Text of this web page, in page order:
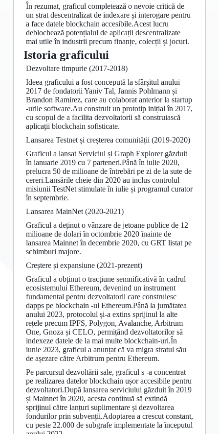
În rezumat, graficul completează o nevoie critică de
un strat descentralizat de indexare și interogare pentru
a face datele blockchain accesibile.Acest lucru
deblochează potențialul de aplicații descentralizate
mai utile în industrii precum finanțe, colecții și jocuri.
Istoria graficului
Dezvoltare timpurie (2017-2018)
Ideea graficului a fost concepută la sfârșitul anului
2017 de fondatorii Yaniv Tal, Jannis Pohlmann și
Brandon Ramirez, care au colaborat anterior la startup
-urile software.Au construit un prototip inițial în 2017,
cu scopul de a facilita dezvoltatorii să construiască
aplicații blockchain sofisticate.
Lansarea Testnet și creșterea comunității (2019-2020)
Graficul a lansat Serviciul și Graph Explorer găzduit
în ianuarie 2019 cu 7 parteneri.Până în iulie 2020,
prelucra 50 de milioane de întrebări pe zi de la sute de
cereri.Lansările cheie din 2020 au inclus controlul
misiunii TestNet stimulate în iulie și programul curator
în septembrie.
Lansarea MainNet (2020-2021)
Graficul a deținut o vânzare de jetoane publice de 12
milioane de dolari în octombrie 2020 înainte de
lansarea Mainnet în decembrie 2020, cu GRT listat pe
schimburi majore.
Creștere și expansiune (2021-prezent)
Graficul a obținut o tracțiune semnificativă în cadrul
ecosistemului Ethereum, devenind un instrument
fundamental pentru dezvoltatorii care construiesc
dapps pe blockchain -ul Ethereum.Până la jumătatea
anului 2023, protocolul și-a extins sprijinul la alte
rețele precum IPFS, Polygon, Avalanche, Arbitrum
One, Gnoza și CELO, permițând dezvoltatorilor să
indexeze datele de la mai multe blockchain-uri.În
iunie 2023, graficul a anunțat că va migra stratul său
de așezare către Arbitrum pentru Ethereum.
Pe parcursul dezvoltării sale, graficul s -a concentrat
pe realizarea datelor blockchain ușor accesibile pentru
dezvoltatori.După lansarea serviciului găzduit în 2019
și Mainnet în 2020, acesta continuă să extindă
sprijinul către lanțuri suplimentare și dezvoltarea
fondurilor prin subvenții.Adoptarea a crescut constant,
cu peste 22.000 de subgrafe implementate la începutul